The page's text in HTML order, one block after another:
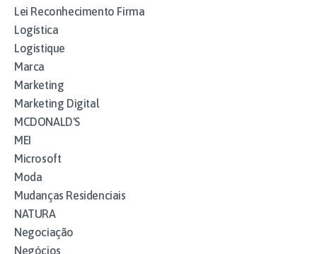
Lei Reconhecimento Firma
Logística
Logistique
Marca
Marketing
Marketing Digital
MCDONALD'S
MEI
Microsoft
Moda
Mudanças Residenciais
NATURA
Negociação
Negócios